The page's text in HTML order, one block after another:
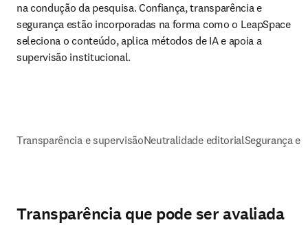
na condução da pesquisa. Confiança, transparência e
segurança estão incorporadas na forma como o LeapSpace
seleciona o conteúdo, aplica métodos de IA e apoia a
supervisão institucional.
Transparência e supervisãoNeutralidade editorialSegurança e
Transparência que pode ser avaliada